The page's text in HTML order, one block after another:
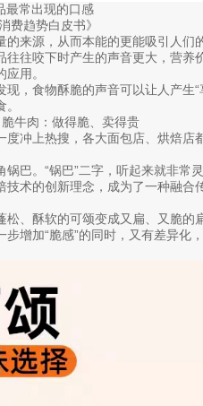
最常出现的口感
费趋势白皮书》
的来源，从而本能的更能吸引人们
往往咬下时产生的声音更大，营养
用。
，食物酥脆的声音可以让人产生
牛肉：做得脆、卖得贵
度冲上热搜，各大面包店、烘焙店
锅巴。“锅巴”二字，听起来就非常
技术的创新理念，成为了一种融合
松、酥软的可颂变成又扁、又脆的
步增加“脆感”的同时，又有差异化